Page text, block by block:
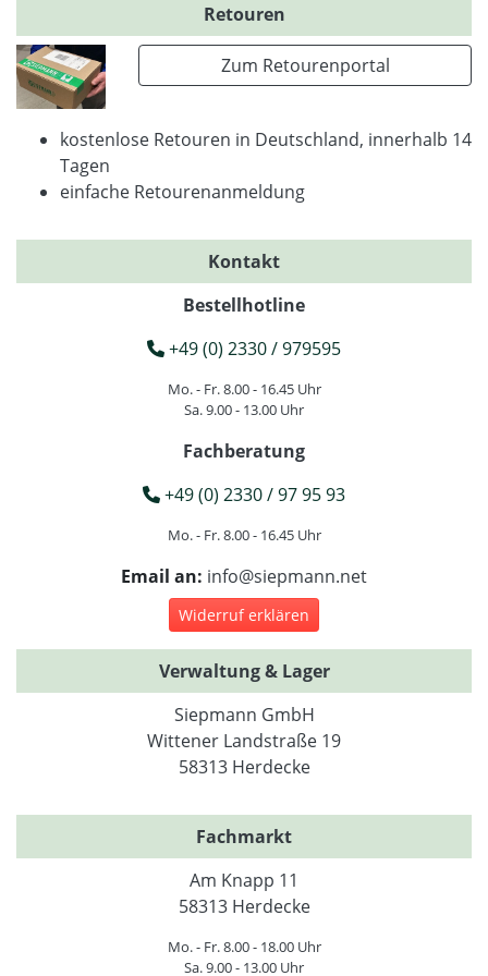
Retouren
Zum Retourenportal
kostenlose Retouren in Deutschland, innerhalb 14
Tagen
einfache Retourenanmeldung
Kontakt
Bestellhotline
+49 (0) 2330 / 979595
Mo. - Fr. 8.00 - 16.45 Uhr
Sa. 9.00 - 13.00 Uhr
Fachberatung
+49 (0) 2330 / 97 95 93
Mo. - Fr. 8.00 - 16.45 Uhr
Email an: info@siepmann.net
Widerruf erklären
Verwaltung & Lager
Siepmann GmbH
Wittener Landstraße 19
58313 Herdecke
Fachmarkt
Am Knapp 11
58313 Herdecke
Mo. - Fr. 8.00 - 18.00 Uhr
Sa. 9.00 - 13.00 Uhr